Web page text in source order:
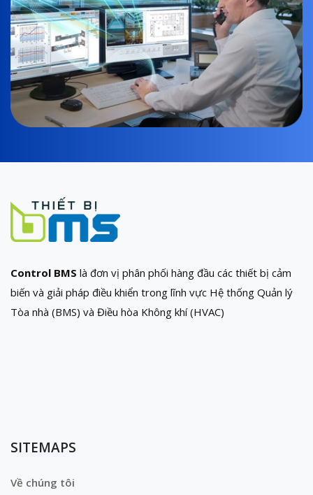
Control BMS là đơn vị phân phối hàng đầu các thiết bị cảm
biến và giải pháp điều khiển trong lĩnh vực Hệ thống Quản lý
Tòa nhà (BMS) và Điều hòa Không khí (HVAC)
SITEMAPS
Về chúng tôi